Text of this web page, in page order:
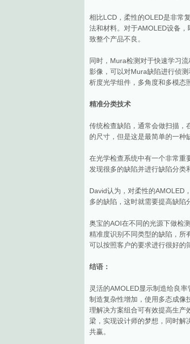
相比LCD，柔性的OLED是非常
法和材料。对于AMOLED设备
致整个产品不良。
同时，Mura检测对于快速学习
影像，可以对Mura缺陷进行侦
析度光学组件，多角度和多模态
精准分类技术
传统检查缺陷，通常会做扫描，
的尺寸，但是这是最简单的一种
在光学检查系统中有一个非常重
发现很多的缺陷并进行缺陷分类
David认为，对柔性的AMOLED
多的缺陷，这时就需要提高缺陷
奥宝的AOI在不同的光源下做检
精准度识别不同类型的缺陷，所
可以按照客户的要求进行很好的
结语：
灵活的AMOLED显示制造给良
制造复杂性增加，使用多态成像
理解决方案组合可有效提高生产
梁，实现设计师的梦想，同时解
共赢。